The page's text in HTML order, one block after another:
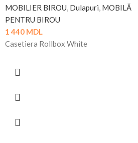
MOBILIER BIROU, Dulapuri, MOBILĂ
PENTRU BIROU
1 440 MDL
Casetiera Rollbox White